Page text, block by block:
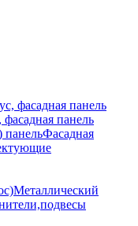
панель
панельФасадная
Металлический